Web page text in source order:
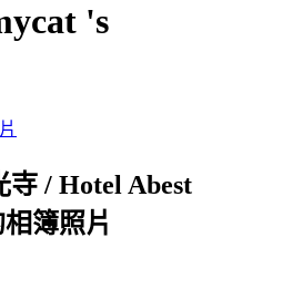
's
寺 / Hotel Abest
簿照片